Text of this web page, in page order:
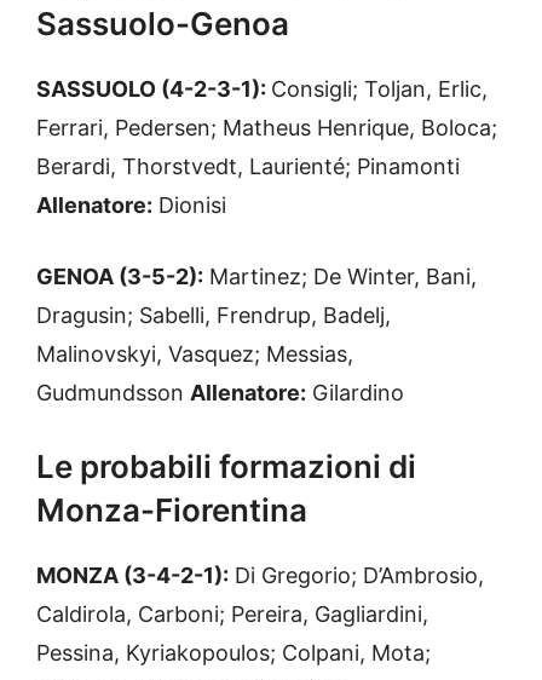
Sassuolo-Genoa
SASSUOLO (4-2-3-1): Consigli; Toljan, Erlic,
Ferrari, Pedersen; Matheus Henrique, Boloca;
Berardi, Thorstvedt, Laurienté; Pinamonti
Allenatore: Dionisi
GENOA (3-5-2): Martinez; De Winter, Bani,
Dragusin; Sabelli, Frendrup, Badelj,
Malinovskyi, Vasquez; Messias,
Gudmundsson Allenatore: Gilardino
Le probabili formazioni di
Monza-Fiorentina
MONZA (3-4-2-1): Di Gregorio; D’Ambrosio,
Caldirola, Carboni; Pereira, Gagliardini,
Pessina, Kyriakopoulos; Colpani, Mota;